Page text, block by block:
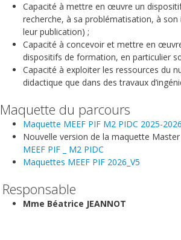
Capacité à mettre en œuvre un
recherche, à sa problématisation, à
leur publication) ;
Capacité à concevoir et mettre en
dispositifs de formation, en particulier
Capacité à exploiter les ressources du
didactique que dans des travaux
Maquette du parcours
Maquette MEEF PIF M2 PIDC 2025-2026
Nouvelle version de la maquette Master
MEEF PIF _ M2 PIDC
Maquettes MEEF PIF 2026_V5
Responsable
Mme Béatrice JEANNOT